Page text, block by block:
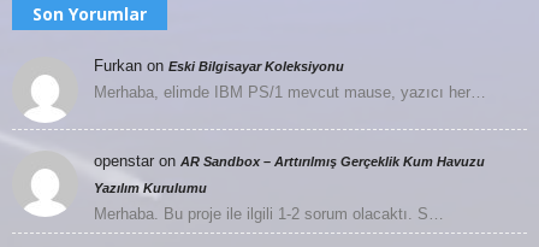
Son Yorumlar
Furkan on Eski Bilgisayar Koleksiyonu
Merhaba, elimde IBM PS/1 mevcut mause, yazıcı her…
openstar on AR Sandbox – Arttırılmış Gerçeklik Kum Havuzu
Yazılım Kurulumu
Merhaba. Bu proje ile ilgili 1-2 sorum olacaktı. S…